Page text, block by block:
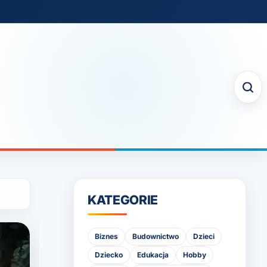
KATEGORIE
Biznes Budownictwo Dzieci
Dziecko Edukacja Hobby